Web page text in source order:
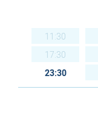
11:30
17:30
23:30